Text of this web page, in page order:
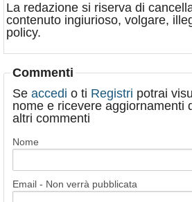
La redazione si riserva di
contenuto ingiurioso, volgare,
policy.
Commenti
Se accedi o ti Registri potrai
nome e ricevere aggiornamenti
altri commenti
Nome
Email - Non verrà pubblicata